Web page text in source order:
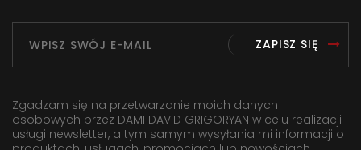
ZAPISZ SIĘ
Zgadzam się na przetwarzanie moich danych
osobowych przez DAMI DAVID GRIGORYAN w celu realizacji
usługi newsletter, a tym samym wysyłania mi informacji o